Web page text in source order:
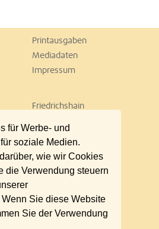
für Werbe- und
soziale Medien.
wie wir Cookies
die Verwendung steuern
Sie diese Website
Sie der Verwendung
Printausgaben
Mediadaten
Impressum
Friedrichshain
Marzahn
Neukölln
Schöneberg
Steglitz